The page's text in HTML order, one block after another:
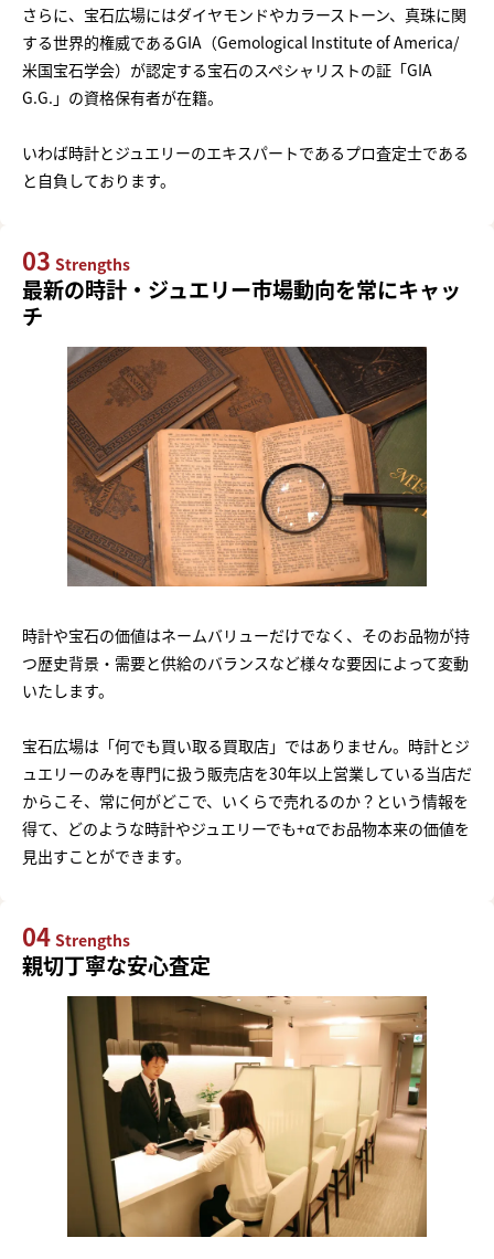
さらに、宝石広場にはダイヤモンドやカラーストーン、真珠に関
する世界的権威であるGIA（Gemological Institute of America/
米国宝石学会）が認定する宝石のスペシャリストの証「GIA
G.G.」の資格保有者が在籍。
いわば時計とジュエリーのエキスパートであるプロ査定士である
と自負しております。
03 Strengths
最新の時計・ジュエリー市場動向を常にキャッ
チ
時計や宝石の価値はネームバリューだけでなく、そのお品物が持
つ歴史背景・需要と供給のバランスなど様々な要因によって変動
いたします。
宝石広場は「何でも買い取る買取店」ではありません。時計とジ
ュエリーのみを専門に扱う販売店を30年以上営業している当店だ
からこそ、常に何がどこで、いくらで売れるのか？という情報を
得て、どのような時計やジュエリーでも+αでお品物本来の価値を
見出すことができます。
04 Strengths
親切丁寧な安心査定